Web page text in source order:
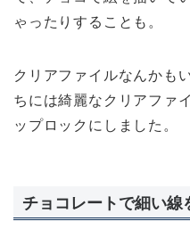
ゃったりすることも。
クリアファイルなんかも
ちには綺麗なクリアファ
ップロックにしました。
チョコレートで細い線